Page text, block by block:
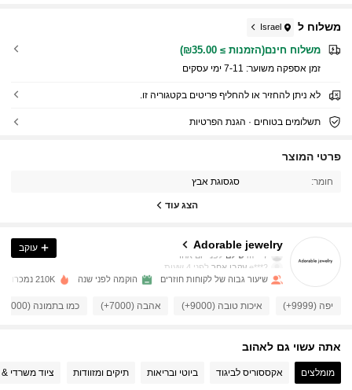
משלוח ל Israel
משלוח חינם(הזמנות ≥ ₪35.00)
זמן אספקה ​​משוער: 7-11 ימי עסקים
לא ניתן להחזיר או להחליף פריטים בקטגוריה זו.
תשלומים בטוחים · הגנת הפרטיות
פרטי המוצר
חומר: סגסוגת אבץ
הצג עוד
Adorable jewelry
8.5K עוקבים
m***7שילםלפני יום אחד
לפני 4 שעות
8.5K עוקבים
עוקב
שיעור גבוה של לקוחות חוזרים הוקמה לפני שנה 210K נמכרו לאחרונה
יפה (9999+) איכות טובה (9000+) אהבה (7000+) כמו בתמונה (7000+)
אתה עשוי גם לאהוב
מומלצים אקססוריס לביגוד ביוטי ובריאות תיקים ומזוודות ציוד משרדי